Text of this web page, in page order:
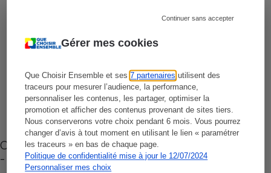
Gérer mes cookies
Que Choisir Ensemble et ses7 partenaires utilisent des
traceurs pour mesurer l’audience, la performance,
personnaliser les contenus, les partager, optimiser la
promotion et afficher des contenus provenant de sites tiers.
Nous conserverons votre choix pendant 6 mois. Vous pourrez
changer d’avis à tout moment en utilisant le lien « paramétrer
les traceurs » en bas de chaque page.
Politique de confidentialité mise à jour le 12/07/2024
Personnaliser mes choix
Continuer sans accepter
Cafetière à capsules zéro déchet CoffeeB (vidéo)
- Premières impressions